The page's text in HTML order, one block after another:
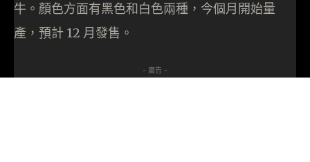
牛。顏色方面有黑色和白色兩種，今個月開始量
產，預計 12 月發售。
- 廣告 -